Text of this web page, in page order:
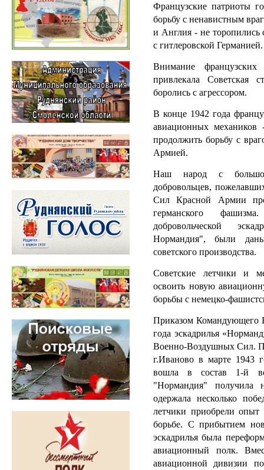
Французские патриоты
борьбу с ненавистным
и Англия - не торопились
с гитлеровской Германией.
Внимание
привлекала Советская
боролись с агрессором.
В конце 1942 года
авиационных
продолжить борьбу с
Армией.
Наш народ с
добровольцев,
Сил Красной Армии
германского
добровольческой
Нормандия", были
советского производства.
Советские летчики и
освоить новую
борьбы с немецко-
Приказом Командующего
года эскадрилья
Военно-Воздушных Сил.
г.Иваново в марте 1943
вошла в состав 1-й
"Нормандия" получила
одержала несколько
летчики приобрели
борьбе. С прибытием
эскадрилья была
авиационный полк.
авиационной дивизии